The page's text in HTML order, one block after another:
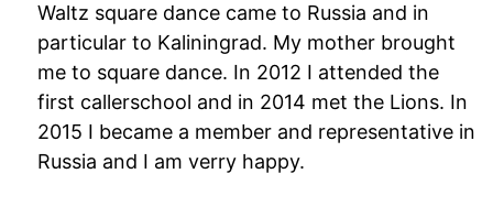
Waltz square dance came to Russia and in
particular to Kaliningrad. My mother brought
me to square dance. In 2012 I attended the
first callerschool and in 2014 met the Lions. In
2015 I became a member and representative in
Russia and I am verry happy.